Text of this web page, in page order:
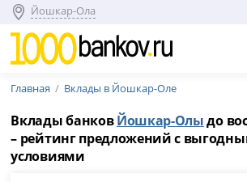
Йошкар-Ола
Главная Вклады в Йошкар-Оле
Вклады банковЙошкар-Олыдо
– рейтинг предложений с
условиями